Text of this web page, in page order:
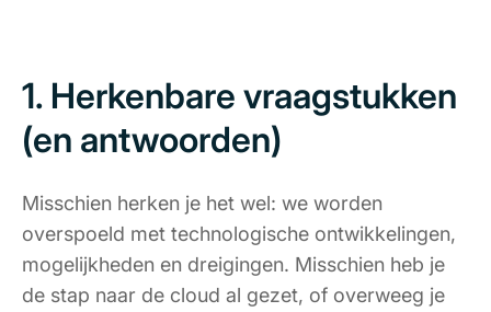
1. Herkenbare vraagstukken
(en antwoorden)
Misschien herken je het wel: we worden
overspoeld met technologische ontwikkelingen,
mogelijkheden en dreigingen. Misschien heb je
de stap naar de cloud al gezet, of overweeg je